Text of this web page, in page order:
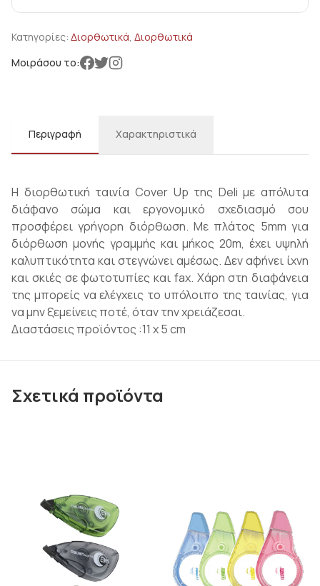
Κατηγορίες: Διορθωτικά, Διορθωτικά
Μοιράσου το:
Περιγραφή Χαρακτηριστικά
Η διορθωτική ταινία Cover Up της Deli με απόλυτα
διάφανο σώμα και εργονομικό σχεδιασμό σου
προσφέρει γρήγορη διόρθωση. Με πλάτος 5mm για
διόρθωση μονής γραμμής και μήκος 20m, έχει υψηλή
καλυπτικότητα και στεγνώνει αμέσως. Δεν αφήνει ίχνη
και σκιές σε φωτοτυπίες και fax. Χάρη στη διαφάνεια
της μπορείς να ελέγχεις το υπόλοιπο της ταινίας, για
να μην ξεμείνεις ποτέ, όταν την χρειάζεσαι.
Διαστάσεις προϊόντος :11 x 5 cm
Σχετικά προϊόντα